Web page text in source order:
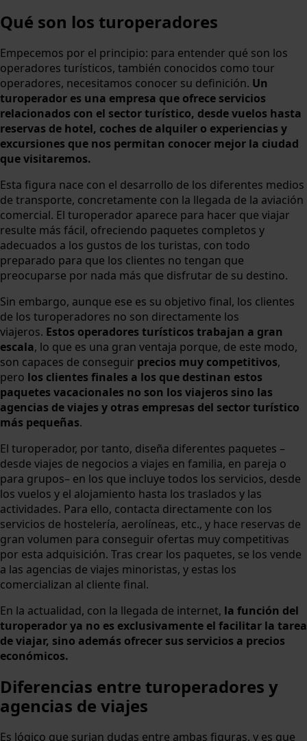
Qué son los turoperadores
Empecemos por el principio: para entender qué son los
operadores turísticos, también conocidos como tour
operadores, necesitamos conocer su definición. Un
turoperador es una empresa que ofrece servicios
relacionados con el sector turístico, desde vuelos hasta
reservas de hotel, coches de alquiler o experiencias y
excursiones que nos permitan conocer mejor la ciudad
que visitaremos.
Esta figura nace con el desarrollo de los diferentes medios
de transporte, concretamente con la llegada de la aviación
comercial. El turoperador aparece para hacer que viajar
resulte más fácil, ofreciendo paquetes completos y
adecuados a los gustos de los turistas, con todo
preparado para que los clientes no tengan que
preocuparse por nada más que disfrutar de su destino.
Sin embargo, aunque ese es su objetivo final, los clientes
de los turoperadores no son directamente los
viajeros. Estos operadores turísticos trabajan a gran
escala, lo que es una gran ventaja porque, de este modo,
son capaces de conseguir precios muy competitivos,
pero los clientes finales a los que destinan estos
paquetes vacacionales no son los viajeros sino las
agencias de viajes y otras empresas del sector turístico
más pequeñas.
El turoperador, por tanto, diseña diferentes paquetes –
desde viajes de negocios a viajes en familia, en pareja o
para grupos– en los que incluye todos los servicios, desde
los vuelos y el alojamiento hasta los traslados y las
actividades. Para ello, contacta directamente con los
servicios de hostelería, aerolíneas, etc., y hace reservas de
gran volumen para conseguir ofertas muy competitivas
por esta adquisición. Tras crear los paquetes, se los vende
a las agencias de viajes minoristas, y estas los
comercializan al cliente final.
En la actualidad, con la llegada de internet, la función del
turoperador ya no es exclusivamente el facilitar la tarea
de viajar, sino además ofrecer sus servicios a precios
económicos.
Diferencias entre turoperadores y
agencias de viajes
Es lógico que surjan dudas entre ambas figuras, y es que